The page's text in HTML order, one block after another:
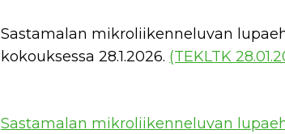
Sastamalan mikroliikenneluvan
kokouksessa 28.1.2026. (TEKLTK
Sastamalan mikroliikenneluvan